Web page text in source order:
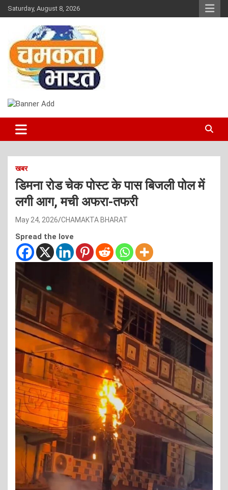
Skip
to
Saturday, August 8, 2026
CHAMAKTA BHARAT
खबर
डिमना रोड चेक पोस्ट के पास बिजली पोल में
लगी आग, मची अफरा-तफरी
May 24, 2026 CHAMAKTA BHARAT
Spread the love